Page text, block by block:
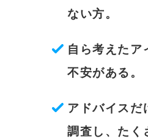
ない方。
自ら考えたア
不安がある。
アドバイスだ
調査し、たく